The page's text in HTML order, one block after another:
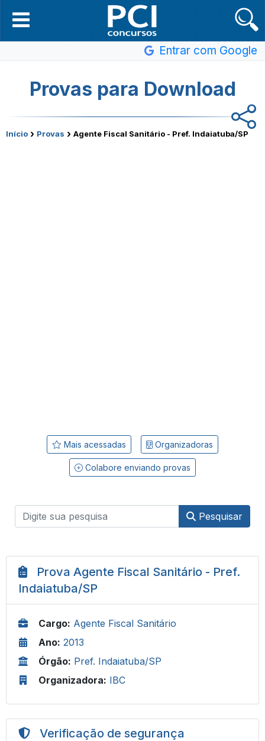
Entrar com Google
Provas para Download
Início › Provas › Agente Fiscal Sanitário - Pref. Indaiatuba/SP
Mais acessadas Organizadoras
Colabore enviando provas
Pesquisar
Prova Agente Fiscal Sanitário - Pref.
Indaiatuba/SP
Cargo: Agente Fiscal Sanitário
Ano: 2013
Órgão: Pref. Indaiatuba/SP
Organizadora: IBC
Verificação de segurança